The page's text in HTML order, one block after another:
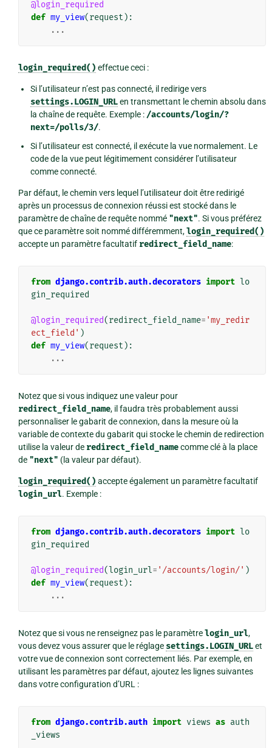
@login_required
def my_view(request ):
...
login_required() effectue ceci :
Si l’utilisateur n’est pas connecté, il redirige vers
settings.LOGIN_URLen transmettant le chemin absolu dans
la chaîne de requête. Exemple : /accounts/login/?
next=/polls/3/.
Si l’utilisateur est connecté, il exécute la vue normalement. Le
code de la vue peut légitimement considérer l’utilisateur
comme connecté.
Par défaut, le chemin vers lequel l’utilisateur doit être redirigé
après un processus de connexion réussi est stocké dans le
paramètre de chaîne de requête nommé "next". Si vous préférez
que ce paramètre soit nommé différemment,login_required()
accepte un paramètre facultatif redirect_field_name:
from django.contrib.auth.decorators import lo
gin_required
@login_required(redirect_field_name= 'my_redir
ect_field' )
def my_view(request ):
...
Notez que si vous indiquez une valeur pour
redirect_field_name, il faudra très probablement aussi
personnaliser le gabarit de connexion, dans la mesure où la
variable de contexte du gabarit qui stocke le chemin de redirection
utilise la valeur de redirect_field_namecomme clé à la place
de "next" (la valeur par défaut).
login_required() accepte également un paramètre facultatif
login_url. Exemple :
from django.contrib.auth.decorators import lo
gin_required
@login_required(login_url= '/accounts/login/' )
def my_view(request ):
...
Notez que si vous ne renseignez pas le paramètrelogin_url,
vous devez vous assurer que le réglage settings.LOGIN_URLet
votre vue de connexion sont correctement liés. Par exemple, en
utilisant les paramètres par défaut, ajoutez les lignes suivantes
dans votre configuration d’URL :
from django.contrib.auth import views as auth
_views